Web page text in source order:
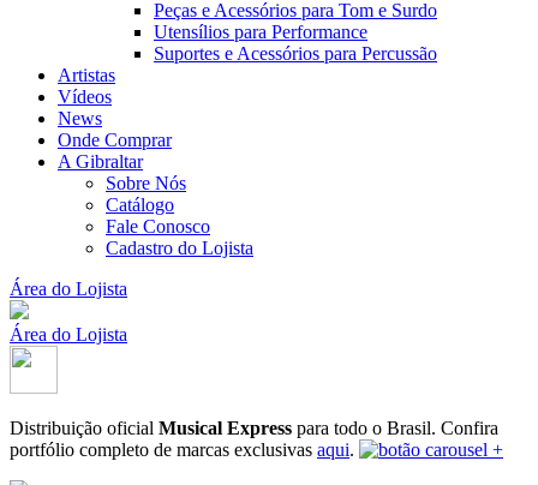
Peças e Acessórios para Tom e Surdo
Utensílios para Performance
Suportes e Acessórios para Percussão
Artistas
Vídeos
News
Onde Comprar
A Gibraltar
Sobre Nós
Catálogo
Fale Conosco
Cadastro do Lojista
Área do Lojista
Área do Lojista
Distribuição oficial Musical Express para todo o Brasil. Confira
portfólio completo de marcas exclusivas aqui.